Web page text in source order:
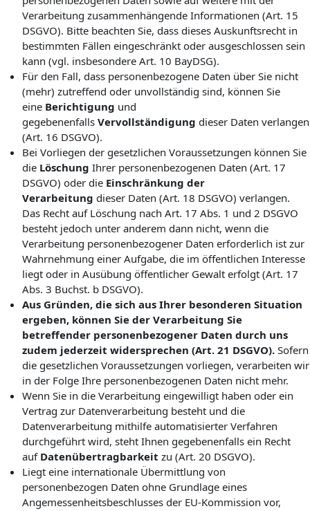
Verarbeitung zusammenhängende Informationen (Art. 15
DSGVO). Bitte beachten Sie, dass dieses Auskunftsrecht in
bestimmten Fällen eingeschränkt oder ausgeschlossen sein
kann (vgl. insbesondere Art. 10 BayDSG).
Für den Fall, dass personenbezogene Daten über Sie nicht
(mehr) zutreffend oder unvollständig sind, können Sie
eine Berichtigung und
gegebenenfalls Vervollständigung dieser Daten verlangen
(Art. 16 DSGVO).
Bei Vorliegen der gesetzlichen Voraussetzungen können Sie
die Löschung Ihrer personenbezogenen Daten (Art. 17
DSGVO) oder die Einschränkung der
Verarbeitung dieser Daten (Art. 18 DSGVO) verlangen.
Das Recht auf Löschung nach Art. 17 Abs. 1 und 2 DSGVO
besteht jedoch unter anderem dann nicht, wenn die
Verarbeitung personenbezogener Daten erforderlich ist zur
Wahrnehmung einer Aufgabe, die im öffentlichen Interesse
liegt oder in Ausübung öffentlicher Gewalt erfolgt (Art. 17
Abs. 3 Buchst. b DSGVO).
Aus Gründen, die sich aus Ihrer besonderen Situation
ergeben, können Sie der Verarbeitung Sie
betreffender personenbezogener Daten durch uns
zudem jederzeit widersprechen (Art. 21 DSGVO). Sofern
die gesetzlichen Voraussetzungen vorliegen, verarbeiten wir
in der Folge Ihre personenbezogenen Daten nicht mehr.
Wenn Sie in die Verarbeitung eingewilligt haben oder ein
Vertrag zur Datenverarbeitung besteht und die
Datenverarbeitung mithilfe automatisierter Verfahren
durchgeführt wird, steht Ihnen gegebenenfalls ein Recht
auf Datenübertragbarkeit zu (Art. 20 DSGVO).
Liegt eine internationale Übermittlung von
personenbezogen Daten ohne Grundlage eines
Angemessenheitsbeschlusses der EU-Kommission vor,